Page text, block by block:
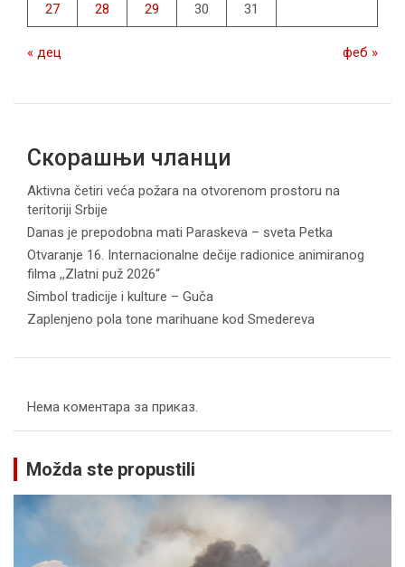
27 28 29 30 31
« дец феб »
Скорашњи чланци
Aktivna četiri veća požara na otvorenom prostoru na
teritoriji Srbije
Danas je prepodobna mati Paraskeva – sveta Petka
Otvaranje 16. Internacionalne dečije radionice animiranog
filma ,,Zlatni puž 2026“
Simbol tradicije i kulture – Guča
Zaplenjeno pola tone marihuane kod Smedereva
Нема коментара за приказ.
Možda ste propustili